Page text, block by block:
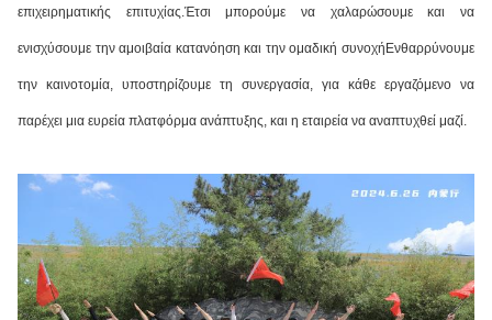
επιχειρηματικής επιτυχίας.Έτσι μπορούμε να χαλαρώσουμε και να
ενισχύσουμε την αμοιβαία κατανόηση και την ομαδική συνοχήΕνθαρρύνουμε
την καινοτομία, υποστηρίζουμε τη συνεργασία, για κάθε εργαζόμενο να
παρέχει μια ευρεία πλατφόρμα ανάπτυξης, και η εταιρεία να αναπτυχθεί μαζί.